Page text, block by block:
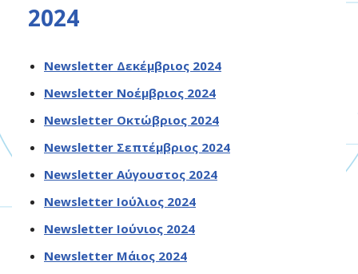
2024
Newsletter Δεκέμβριος 2024
Newsletter Νοέμβριος 2024
Newsletter Οκτώβριος 2024
Newsletter Σεπτέμβριος 2024
Newsletter Αύγουστος 2024
Newsletter Ιούλιος 2024
Newsletter Ιούνιος 2024
Newsletter Μάιος 2024